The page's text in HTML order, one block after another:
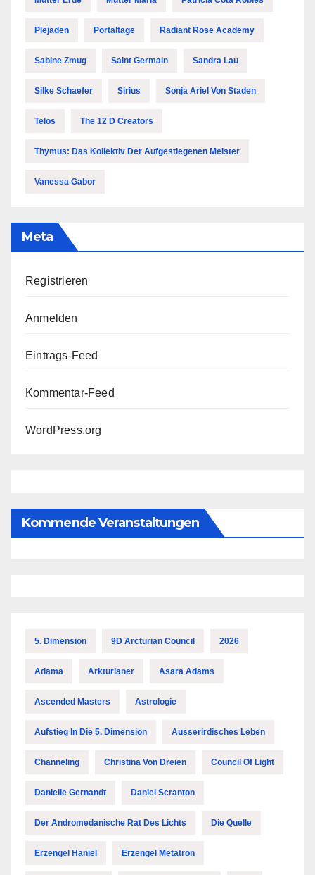
Plejaden Portaltage Radiant Rose Academy
Sabine Zmug Saint Germain Sandra Lau
Silke Schaefer Sirius Sonja Ariel Von Staden
Telos The 12 D Creators
Thymus: Das Kollektiv Der Aufgestiegenen Meister
Vanessa Gabor
Meta
Registrieren
Anmelden
Eintrags-Feed
Kommentar-Feed
WordPress.org
Kommende Veranstaltungen
5. Dimension 9D Arcturian Council 2026
Adama Arkturianer Asara Adams
Ascended Masters Astrologie
Aufstieg In Die 5. Dimension Ausserirdisches Leben
Channeling Christina Von Dreien Council Of Light
Danielle Gernandt Daniel Scranton
Der Andromedanische Rat Des Lichts Die Quelle
Erzengel Haniel Erzengel Metatron